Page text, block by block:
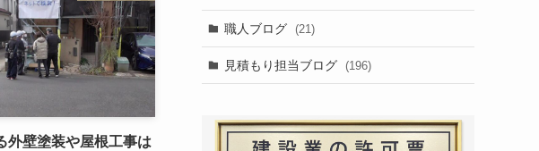
外壁塗装や屋根工事は
職人ブログ (21)
見積もり担当ブログ (196)